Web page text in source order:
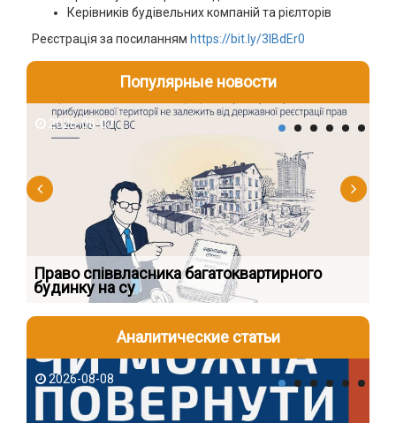
Керівників будівельних компаній та рієлторів
Реєстрація за посиланням https://bit.ly/3lBdEr0
Популярные новости
2026-08-07
Право співвласника багатоквартирного
будинку на су
Аналитические статьи
2026-08-08